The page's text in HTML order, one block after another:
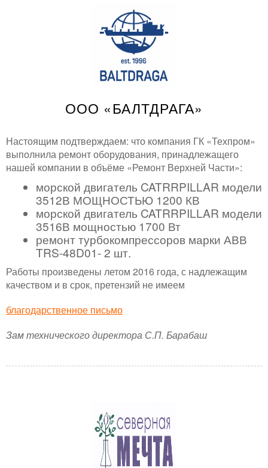
ООО «БАЛТДРАГА»
Настоящим подтверждаем: что компания ГК «Техпром»
выполнила ремонт оборудования, принадлежащего
нашей компании в объёме «Ремонт Верхней Части»:
морской двигатель CATRRPILLAR модели
3512В МОЩНОСТЬЮ 1200 КВ
морской двигатель CATRRPILLAR модели
3516В мощностью 1700 Вт
ремонт турбокомпрессоров марки АВВ
TRS-48D01- 2 шт.
Работы произведены летом 2016 года, с надлежащим
качеством и в срок, претензий не имеем
благодарственное письмо
Зам технического директора С.П. Барабаш